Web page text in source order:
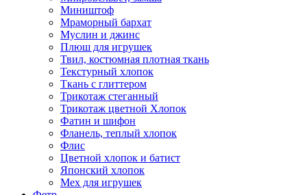
Миништоф
Мраморный бархат
Муслин и джинс
Плюш для игрушек
Твил, костюмная плотная ткань
Текстурный хлопок
Ткань с глиттером
Трикотаж стеганный
Трикотаж цветной Хлопок
Фатин и шифон
Фланель, теплый хлопок
Флис
Цветной хлопок и батист
Японский хлопок
Мех для игрушек